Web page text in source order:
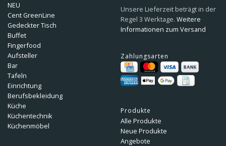
NEU
Cent GreenLine
Gedeckter Tisch
Buffet
Fingerfood
Aufsteller
Bar
Tafeln
Einrichtung
Berufsbekleidung
Küche
Küchentechnik
Küchenmöbel
Unsere Lieferzeit beträgt in der
Regel 3 Werktage. Weitere
Informationen zum Versand
Zahlungsarten
Produkte
Alle Produkte
Neue Produkte
Angebote